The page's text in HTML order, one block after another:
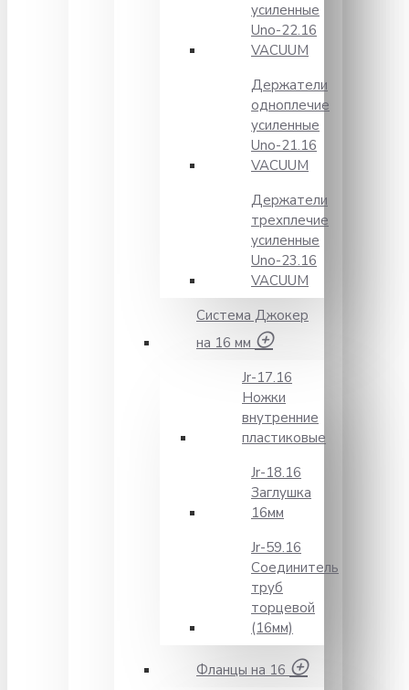
усиленные
Unо-22.16
VACUUM
Держатели
одноплечие
усиленные
Uno-21.16
VACUUM
Держатели
трехплечие
усиленные
Unо-23.16
VACUUM
Система Джокер
на 16 мм
Jr-17.16
Ножки
внутренние
пластиковые
Jr-18.16
Заглушка
16мм
Jr-59.16
Соединитель
труб
торцевой
(16мм)
Фланцы на 16